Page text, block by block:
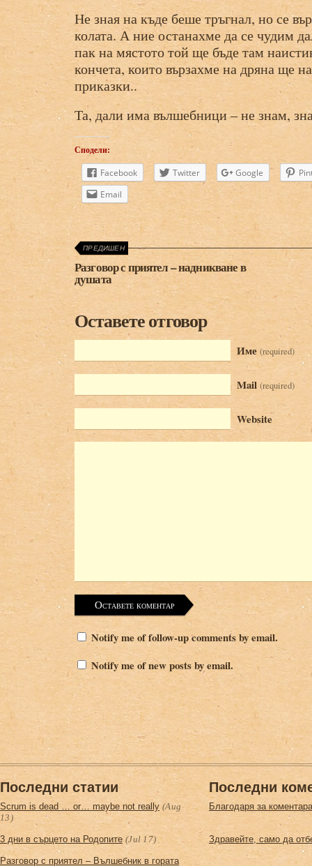
Не зная на къде беше тръгнал, но се
колата. А ние останахме да се чудим
пак на мястото той ще бъде там
кончета, които вързахме на дряна ще
приказки..
Та, дали има вълшебници – не знам,
Сподели:
Facebook
Twitter Google
Email
ПРЕДИШЕН
Разговор с приятел – надникване в
душата
Оставете отговор
Име (required)
Mail (required)
Website
Notify me of follow-up comments by email.
Notify me of new posts by email.
Последни статии
Scrum is dead … or… maybe not really (Aug
13)
3 дни в сърцето на Родопите (Jul 17)
Разговор с приятел – Вълшебник в горатa
Последни
Благодаря за
Здравейте, само да